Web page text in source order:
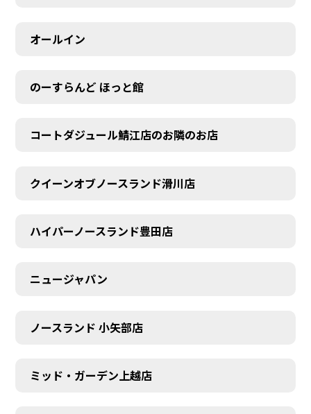
オールイン
のーすらんど ほっと館
コートダジュール鯖江店のお隣のお店
クイーンオブノースランド滑川店
ハイパーノースランド豊田店
ニュージャパン
ノースランド 小矢部店
ミッド・ガーデン上越店